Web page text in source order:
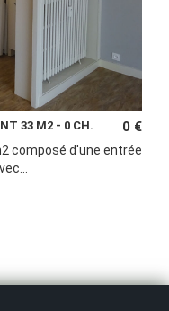
33 M2 - 0 CH. 0 €
composé d'une entrée